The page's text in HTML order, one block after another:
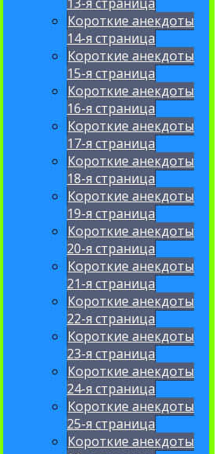
Короткие анекдоты
14-я страница
Короткие анекдоты
15-я страница
Короткие анекдоты
16-я страница
Короткие анекдоты
17-я страница
Короткие анекдоты
18-я страница
Короткие анекдоты
19-я страница
Короткие анекдоты
20-я страница
Короткие анекдоты
21-я страница
Короткие анекдоты
22-я страница
Короткие анекдоты
23-я страница
Короткие анекдоты
24-я страница
Короткие анекдоты
25-я страница
Короткие анекдоты